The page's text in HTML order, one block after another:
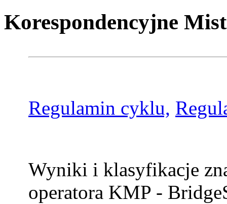
Korespondencyjne
Regulamin cyklu,
Wyniki i klasyfikacje
operatora KMP -